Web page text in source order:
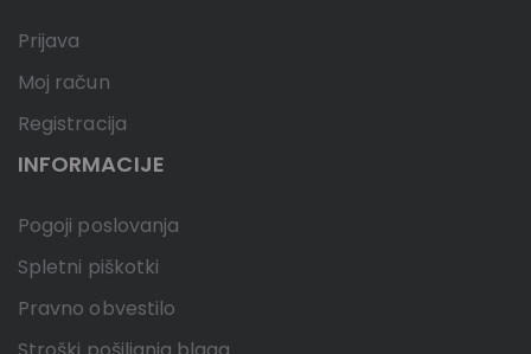
Prijava
Moj račun
Registracija
INFORMACIJE
Pogoji poslovanja
Spletni piškotki
Pravno obvestilo